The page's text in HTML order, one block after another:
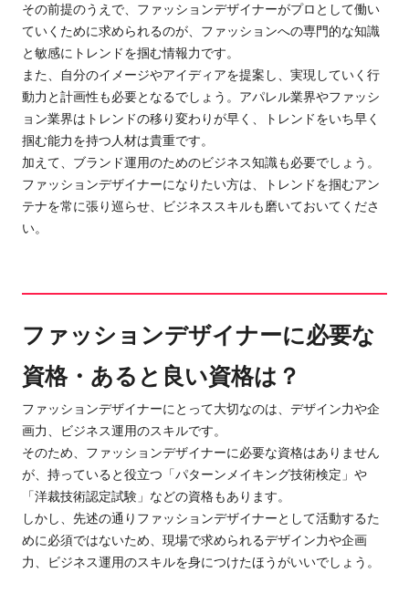
その前提のうえで、ファッションデザイナーがプロとして働い
ていくために求められるのが、ファッションへの専門的な知識
と敏感にトレンドを掴む情報力です。
また、自分のイメージやアイディアを提案し、実現していく行
動力と計画性も必要となるでしょう。アパレル業界やファッシ
ョン業界はトレンドの移り変わりが早く、トレンドをいち早く
掴む能力を持つ人材は貴重です。
加えて、ブランド運用のためのビジネス知識も必要でしょう。
ファッションデザイナーになりたい方は、トレンドを掴むアン
テナを常に張り巡らせ、ビジネススキルも磨いておいてくださ
い。
ファッションデザイナーに必要な
資格・あると良い資格は？
ファッションデザイナーにとって大切なのは、デザイン力や企
画力、ビジネス運用のスキルです。
そのため、ファッションデザイナーに必要な資格はありません
が、 持っていると役立つ「パターンメイキング技術検定」や
「洋裁技術認定試験」などの資格もあります。
しかし、先述の通りファッションデザイナーとして活動するた
めに必須ではないため、 現場で求められるデザイン力や企画
力、ビジネス運用のスキルを身につけたほうがいいでしょう。